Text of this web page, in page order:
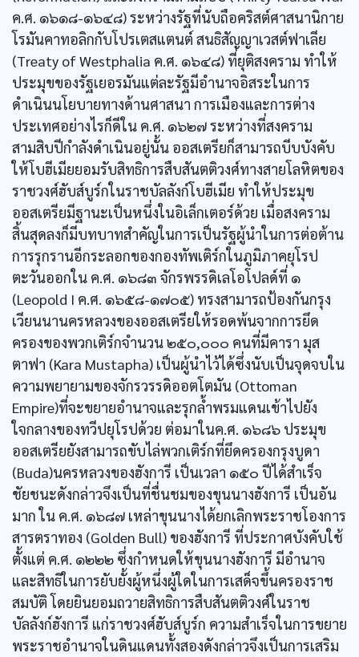
ค.ศ. ๑๖๑๘-๑๖๔๘) ระหว่างรัฐที่นับถือคริสต์ศาสนานิกาย
โรมันคาทอลิกกับโปรเตสแตนต์ สนธิสัญญาเวสต์ฟาเลีย
(Treaty of Westphalia ค.ศ. ๑๖๔๘) ที่ยุติสงคราม ทำให้
ประมุขของรัฐเยอรมันแต่ละรัฐมีอำนาจอิสระในการ
ดำเนินนโยบายทางด้านศาสนา การเมืองและการต่าง
ประเทศอย่างไรก็ดีใน ค.ศ. ๑๖๒๗ ระหว่างที่สงคราม
สามสิบปีกำลังดำเนินอยู่นั้น ออสเตรียก็สามารถบีบบังคับ
ให้โบฮีเมียยอมรับสิทธิการสืบสันตติวงศ์ทางสายโลหิตของ
ราชวงศ์ฮับส์บูร์กในราชบัลลังก์โบฮีเมีย ทำให้ประมุข
ออสเตรียมีฐานะเป็นหนึ่งในอิเล็กเตอร์ด้วย เมื่อสงคราม
สิ้นสุดลงก็มีบทบาทสำคัญในการเป็นรัฐผู้นำในการต่อต้าน
การรุกรานอีกระลอกของกองทัพเติร์กในภูมิภาคยุโรป
ตะวันออกใน ค.ศ. ๑๖๘๓ จักรพรรดิเลโอโปลด์ที่ ๑
(Leopold I ค.ศ. ๑๖๕๘-๑๗๐๕) ทรงสามารถป้องกันกรุง
เวียนนานครหลวงของออสเตรียให้รอดพ้นจากการยึด
ครองของพวกเติร์กจำนวน ๒๕๐,๐๐๐ คนที่มีคารา มุส
ตาฟา (Kara Mustapha) เป็นผู้นำไว้ได้ซึ่งนับเป็นจุดจบใน
ความพยายามของจักรวรรดิออตโตมัน (Ottoman
Empire)ที่จะขยายอำนาจและรุกล้ำพรมแดนเข้าไปยัง
ใจกลางของทวีปยุโรปด้วย ต่อมาในค.ศ. ๑๖๘๖ ประมุข
ออสเตรียยังสามารถขับไล่พวกเติร์กที่ยึดครองกรุงบูดา
(Buda)นครหลวงของฮังการี เป็นเวลา ๑๕๐ ปีได้สำเร็จ
ชัยชนะดังกล่าวจึงเป็นที่ชื่นชมของขุนนางฮังการี เป็นอัน
มาก ใน ค.ศ. ๑๖๘๗ เหล่าขุนนางได้ยกเลิกพระราชโองการ
สารตราทอง (Golden Bull) ของฮังการี ที่ประกาศบังคับใช้
ตั้งแต่ ค.ศ. ๑๒๒๒ ซึ่งกำหนดให้ขุนนางฮังการี มีอำนาจ
และสิทธิในการยับยั้งผู้หนึ่งผู้ใดในการเสด็จขึ้นครองราช
สมบัติ โดยยินยอมถวายสิทธิการสืบสันตติวงศ์ในราช
บัลลังก์ฮังการี แก่ราชวงศ์ฮับส์บูร์ก ความสำเร็จในการขยาย
พระราชอำนาจในดินแดนทั้งสองดังกล่าวจึงเป็นการเสริม